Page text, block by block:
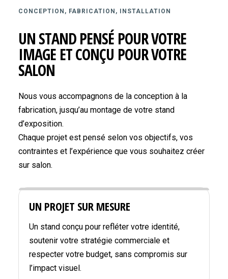
CONCEPTION, FABRICATION, INSTALLATION
UN STAND PENSÉ POUR VOTRE
IMAGE ET CONÇU POUR VOTRE
SALON
Nous vous accompagnons de la conception à la
fabrication, jusqu’au montage de votre stand
d’exposition.
Chaque projet est pensé selon vos objectifs, vos
contraintes et l’expérience que vous souhaitez créer
sur salon.
UN PROJET SUR MESURE
Un stand conçu pour refléter votre identité,
soutenir votre stratégie commerciale et
respecter votre budget, sans compromis sur
l’impact visuel.